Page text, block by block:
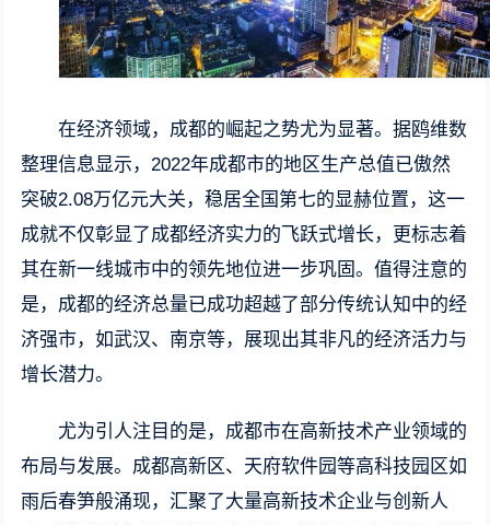
在经济领域，成都的崛起之势尤为显著。据鸥维数
整理信息显示，2022年成都市的地区生产总值已傲然
突破2.08万亿元大关，稳居全国第七的显赫位置，这一
成就不仅彰显了成都经济实力的飞跃式增长，更标志着
其在新一线城市中的领先地位进一步巩固。值得注意的
是，成都的经济总量已成功超越了部分传统认知中的经
济强市，如武汉、南京等，展现出其非凡的经济活力与
增长潜力。
尤为引人注目的是，成都市在高新技术产业领域的
布局与发展。成都高新区、天府软件园等高科技园区如
雨后春笋般涌现，汇聚了大量高新技术企业与创新人